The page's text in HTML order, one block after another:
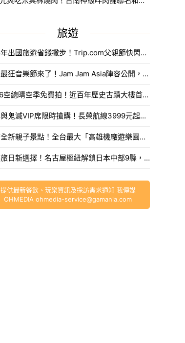
旅遊
下半年出國旅遊省錢撇步！Trip.com父親節快閃折抵888元限量優惠代碼搶法。
台北最狂音樂節來了！Jam Jam Asia陣容公開，限量奢華住房套票開搶。
2026空總晴空季免費拍！近百年歷史古蹟大樓首度開放，沈浸式光影藝術、星空劇場。
機票與鬼滅VIP席限時搶購！長榮航線3999元起，中信兄弟主題套票8月7日開賣攻略。
開箱全新親子景點！全台最大「高雄機廠遊樂園區」8/8開幕，攀岩場、戲水區30項設施免費玩。
秋季旅日新選擇！名古屋樞紐解鎖日本中部9縣，搶先預訂父親節孝親賞楓之旅。
提供最新餐飲、玩樂資訊及採訪需求通知 我傳媒
OHMEDIA ohmedia-service@gamania.com